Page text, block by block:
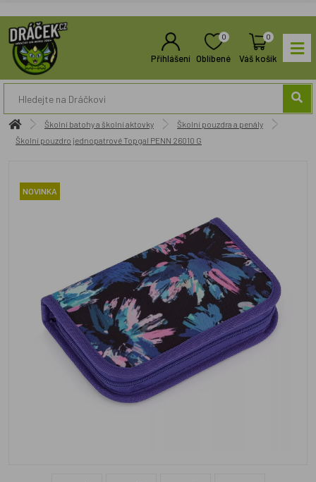
Přihlášení
0
Oblíbené
0
Váš košík
Školní batohy a školní aktovky
Školní pouzdra a penály
Školní pouzdro jednopatrové Topgal PENN 26010 G
NOVINKA